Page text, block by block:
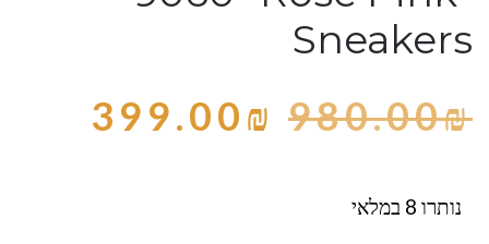
Sneakers
980.00₪
399.00₪
נותרו 8 במלאי